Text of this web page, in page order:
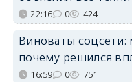
22:16 0 424
Виноваты соцсети:
почему решился
16:59 0 751